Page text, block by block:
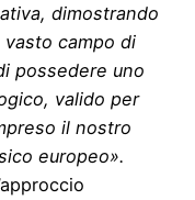
dimostrando
campo di
possedere uno
valido per
il nostro
europeo».